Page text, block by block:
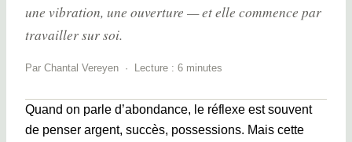
une vibration, une ouverture — et elle commence par
travailler sur soi.
Par Chantal Vereyen · Lecture : 6 minutes
Quand on parle d’abondance, le réflexe est souvent
de penser argent, succès, possessions. Mais cette